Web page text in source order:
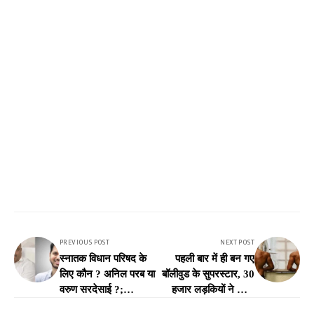
PREVIOUS POST
स्नातक विधान परिषद के
लिए कौन ? अनिल परब या
वरुण सरदेसाई ?;
NEXT POST
पहली बार में ही बन गए
बॉलीवुड के सुपरस्टार, 30
हजार लड़कियों ने किया